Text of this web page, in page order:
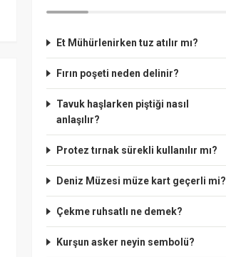
Et Mühürlenirken tuz atılır mı?
Fırın poşeti neden delinir?
Tavuk haşlarken piştiği nasıl
anlaşılır?
Protez tırnak sürekli kullanılır mı?
Deniz Müzesi müze kart geçerli mi?
Çekme ruhsatlı ne demek?
Kurşun asker neyin sembolü?